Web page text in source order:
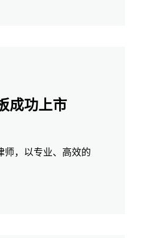
成功上市
师，以专业、高效的